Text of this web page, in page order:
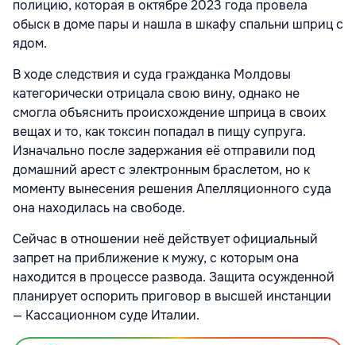
полицию, которая в октябре 2023 года провела
обыск в доме пары и нашла в шкафу спальни шприц с
ядом.
В ходе следствия и суда гражданка Молдовы
категорически отрицала свою вину, однако не
смогла объяснить происхождение шприца в своих
вещах и то, как токсин попадал в пищу супруга.
Изначально после задержания её отправили под
домашний арест с электронным браслетом, но к
моменту вынесения решения Апелляционного суда
она находилась на свободе.
Сейчас в отношении неё действует официальный
запрет на приближение к мужу, с которым она
находится в процессе развода. Защита осужденной
планирует оспорить приговор в высшей инстанции
— Кассационном суде Италии.